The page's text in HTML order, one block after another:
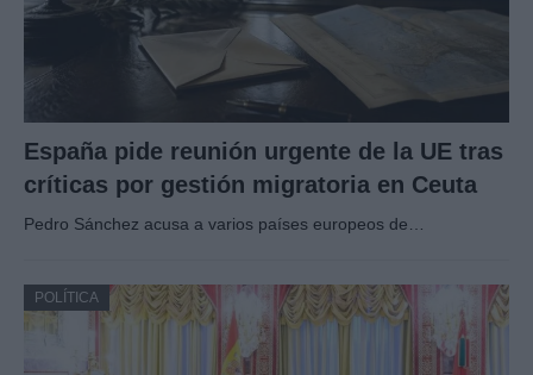
España pide reunión urgente de la UE tras
críticas por gestión migratoria en Ceuta
Pedro Sánchez acusa a varios países europeos de…
POLÍTICA